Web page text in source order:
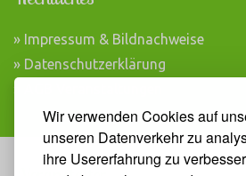
Wir verwenden Cookies auf
unseren Datenverkehr zu
ihre Usererfahrung zu
» Impressum & Bildnachweise
» Datenschutzerklärung